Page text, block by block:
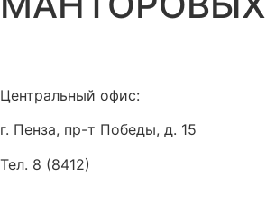
Центральный офис:
г. Пенза, пр-т Победы, д. 15
Тел. 8 (8412)